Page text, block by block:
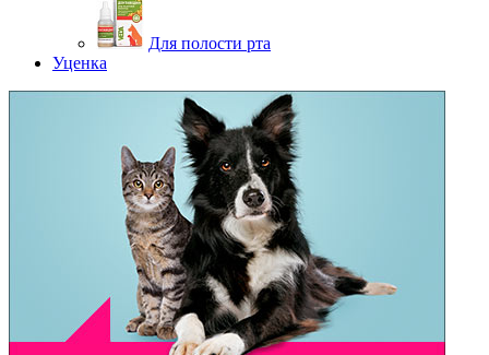
Для полости рта
Уценка